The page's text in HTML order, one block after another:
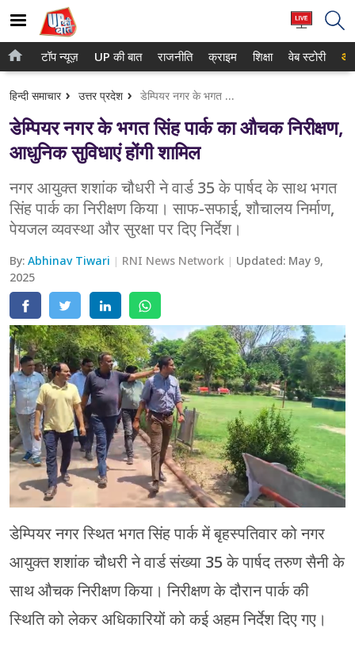
होम
टॉप न्यूज़
UP की बात
क्राइम
शिक्षा
वेब स्टोरी
टॉप न्यूज़ UP की बात राजनीति क्राइम शिक्षा वेब स्टोरी
हिन्दी समाचार उत्तर प्रदेश डेम्पियर नगर के भगत सिंह पार्क का औचक निरीक्षण, आधुनिक सुविधाएं होंगी शामिल
डेम्पियर नगर के भगत सिंह पार्क का औचक निरीक्षण,
आधुनिक सुविधाएं होंगी शामिल
नगर आयुक्त शशांक चौधरी ने वार्ड 35 के पार्षद के साथ भगत
सिंह पार्क का निरीक्षण किया। साफ-सफाई, शौचालय निर्माण,
पेयजल व्यवस्था और सुरक्षा पर दिए निर्देश।
By:Abhinav Tiwari RNI News Network Updated: May 9,
2025
डेम्पियर नगर स्थित भगत सिंह पार्क में बृहस्पतिवार को नगर
आयुक्त शशांक चौधरी ने वार्ड संख्या 35 के पार्षद तरुण सैनी के
साथ औचक निरीक्षण किया। निरीक्षण के दौरान पार्क की
स्थिति को लेकर अधिकारियों को कई अहम निर्देश दिए गए।
गाजियाबाद
लखनऊ
वाराणसी
अयोध्या
अलीगढ़
मथुरा
मेरठ
मुरादाबाद
गोरखपुर
प्रयागराज